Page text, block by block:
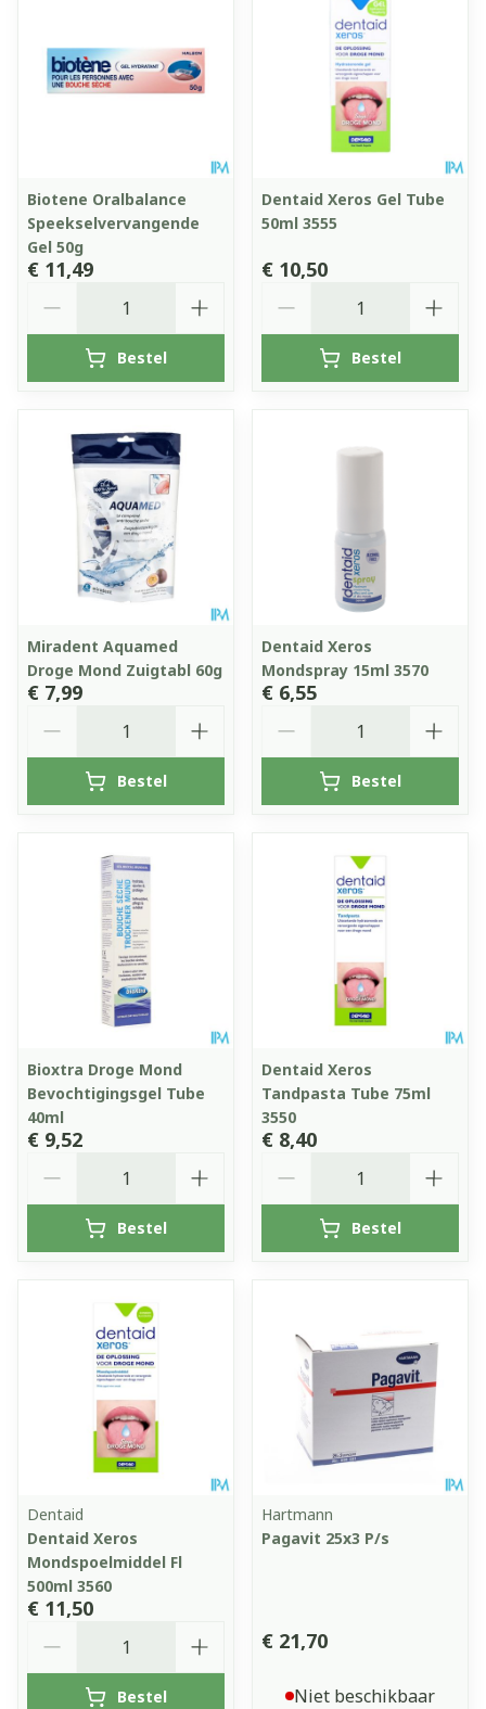
Biotene Oralbalance
Speekselvervangende
Gel 50g
€ 11,49
Bestel
Dentaid Xeros Gel Tube
50ml 3555
€ 10,50
Bestel
Miradent Aquamed
Droge Mond Zuigtabl 60g
€ 7,99
Bestel
Dentaid Xeros
Mondspray 15ml 3570
€ 6,55
Bestel
Bioxtra Droge Mond
Bevochtigingsgel Tube
40ml
€ 9,52
Bestel
Dentaid Xeros
Tandpasta Tube 75ml
3550
€ 8,40
Bestel
Dentaid
Dentaid Xeros
Mondspoelmiddel Fl
500ml 3560
€ 11,50
Bestel
Hartmann
Pagavit 25x3 P/s
€ 21,70
Niet beschikbaar